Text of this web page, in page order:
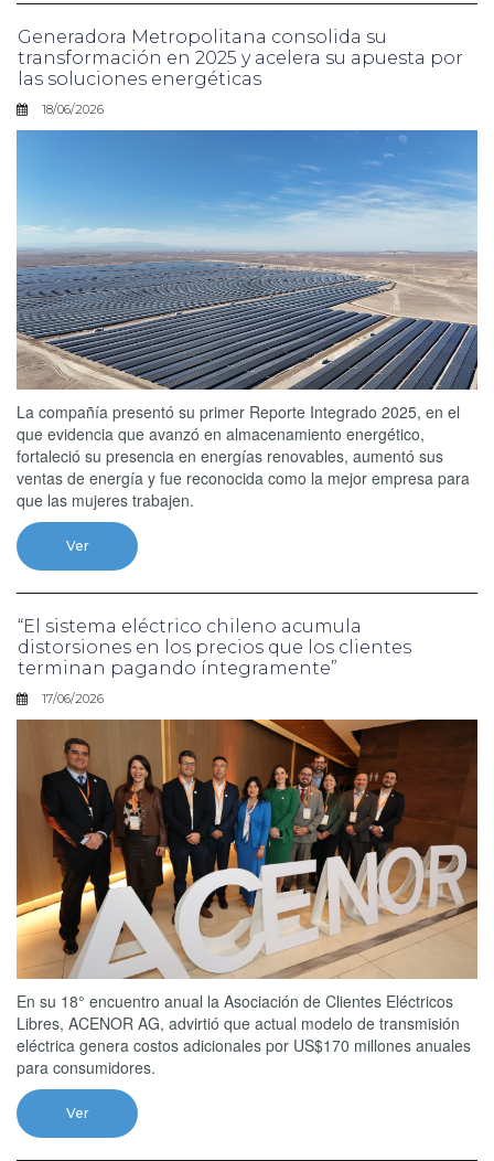
Generadora Metropolitana consolida su
transformación en 2025 y acelera su apuesta por
las soluciones energéticas
18/06/2026
La compañía presentó su primer Reporte Integrado 2025, en el
que evidencia que avanzó en almacenamiento energético,
fortaleció su presencia en energías renovables, aumentó sus
ventas de energía y fue reconocida como la mejor empresa para
que las mujeres trabajen.
Ver
“El sistema eléctrico chileno acumula
distorsiones en los precios que los clientes
terminan pagando íntegramente”
17/06/2026
En su 18° encuentro anual la Asociación de Clientes Eléctricos
Libres, ACENOR AG, advirtió que actual modelo de transmisión
eléctrica genera costos adicionales por US$170 millones anuales
para consumidores.
Ver